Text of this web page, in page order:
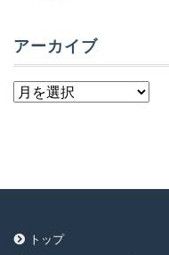
アーカイブ
ア
トップ